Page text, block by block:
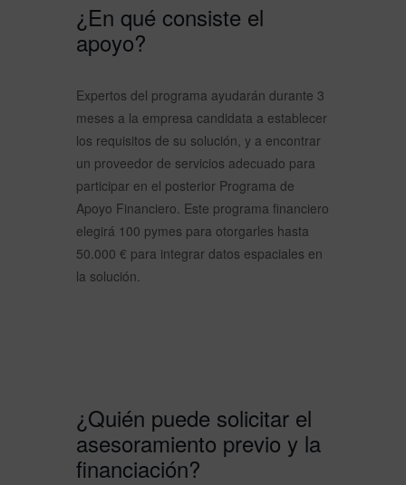
¿En qué consiste el
apoyo?
Expertos del programa ayudarán durante 3
meses a la empresa candidata a establecer
los requisitos de su solución, y a encontrar
un proveedor de servicios adecuado para
participar en el posterior Programa de
Apoyo Financiero. Este programa financiero
elegirá 100 pymes para otorgarles hasta
50.000 € para integrar datos espaciales en
la solución.
¿Quién puede solicitar el
asesoramiento previo y la
financiación?